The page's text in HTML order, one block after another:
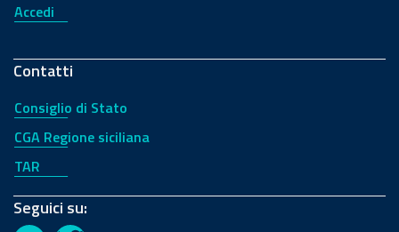
Accedi
Contatti
Consiglio di Stato
CGA Regione siciliana
TAR
Seguici su: